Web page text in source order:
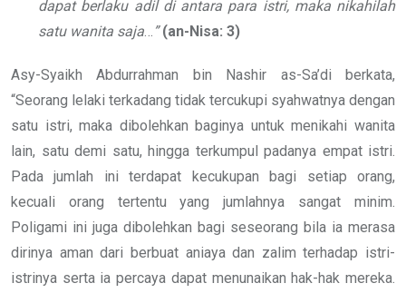
dapat berlaku adil di antara para istri, maka nikahilah
satu wanita saja
”(an-Nisa: 3)
Asy-Syaikh Abdurrahman bin Nashir as-Sa’di berkata,
“Seorang lelaki terkadang tidak tercukupi syahwatnya dengan
satu istri, maka dibolehkan baginya untuk menikahi wanita
lain, satu demi satu, hingga terkumpul padanya empat istri.
Pada jumlah ini terdapat kecukupan bagi setiap orang,
kecuali orang tertentu yang jumlahnya sangat minim.
Poligami ini juga dibolehkan bagi seseorang bila ia merasa
dirinya aman dari berbuat aniaya dan zalim terhadap istri-
istrinya serta ia percaya dapat menunaikan hak-hak mereka.